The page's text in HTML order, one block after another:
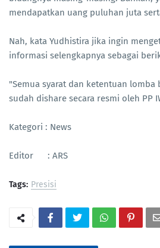
mendapatkan uang puluhan juta
Nah, kata Yudhistira jika ingin
informasi selengkapnya sebagai
"Semua syarat dan ketentuan
sudah dishare secara resmi oleh PP
Kategori : News
Editor : ARS
Tags: Presisi